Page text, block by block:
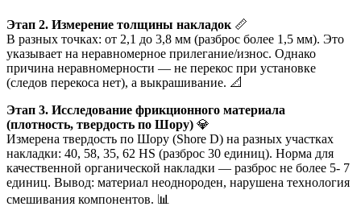
Этап 2. Измерение толщины накладок 📏
В разных точках: от 2,1 до 3,8 мм (разброс более 1,5 мм). Это
указывает на неравномерное прилегание/износ. Однако
причина неравномерности — не перекос при установке
(следов перекоса нет), а выкрашивание. 📐
Этап 3. Исследование фрикционного материала
(плотность, твердость по Шору) 💎
Измерена твердость по Шору (Shore D) на разных участках
накладки: 40, 58, 35, 62 HS (разброс 30 единиц). Норма для
качественной органической накладки — разброс не более 5- 7
единиц. Вывод: материал неоднороден, нарушена технология
смешивания компонентов. 📊